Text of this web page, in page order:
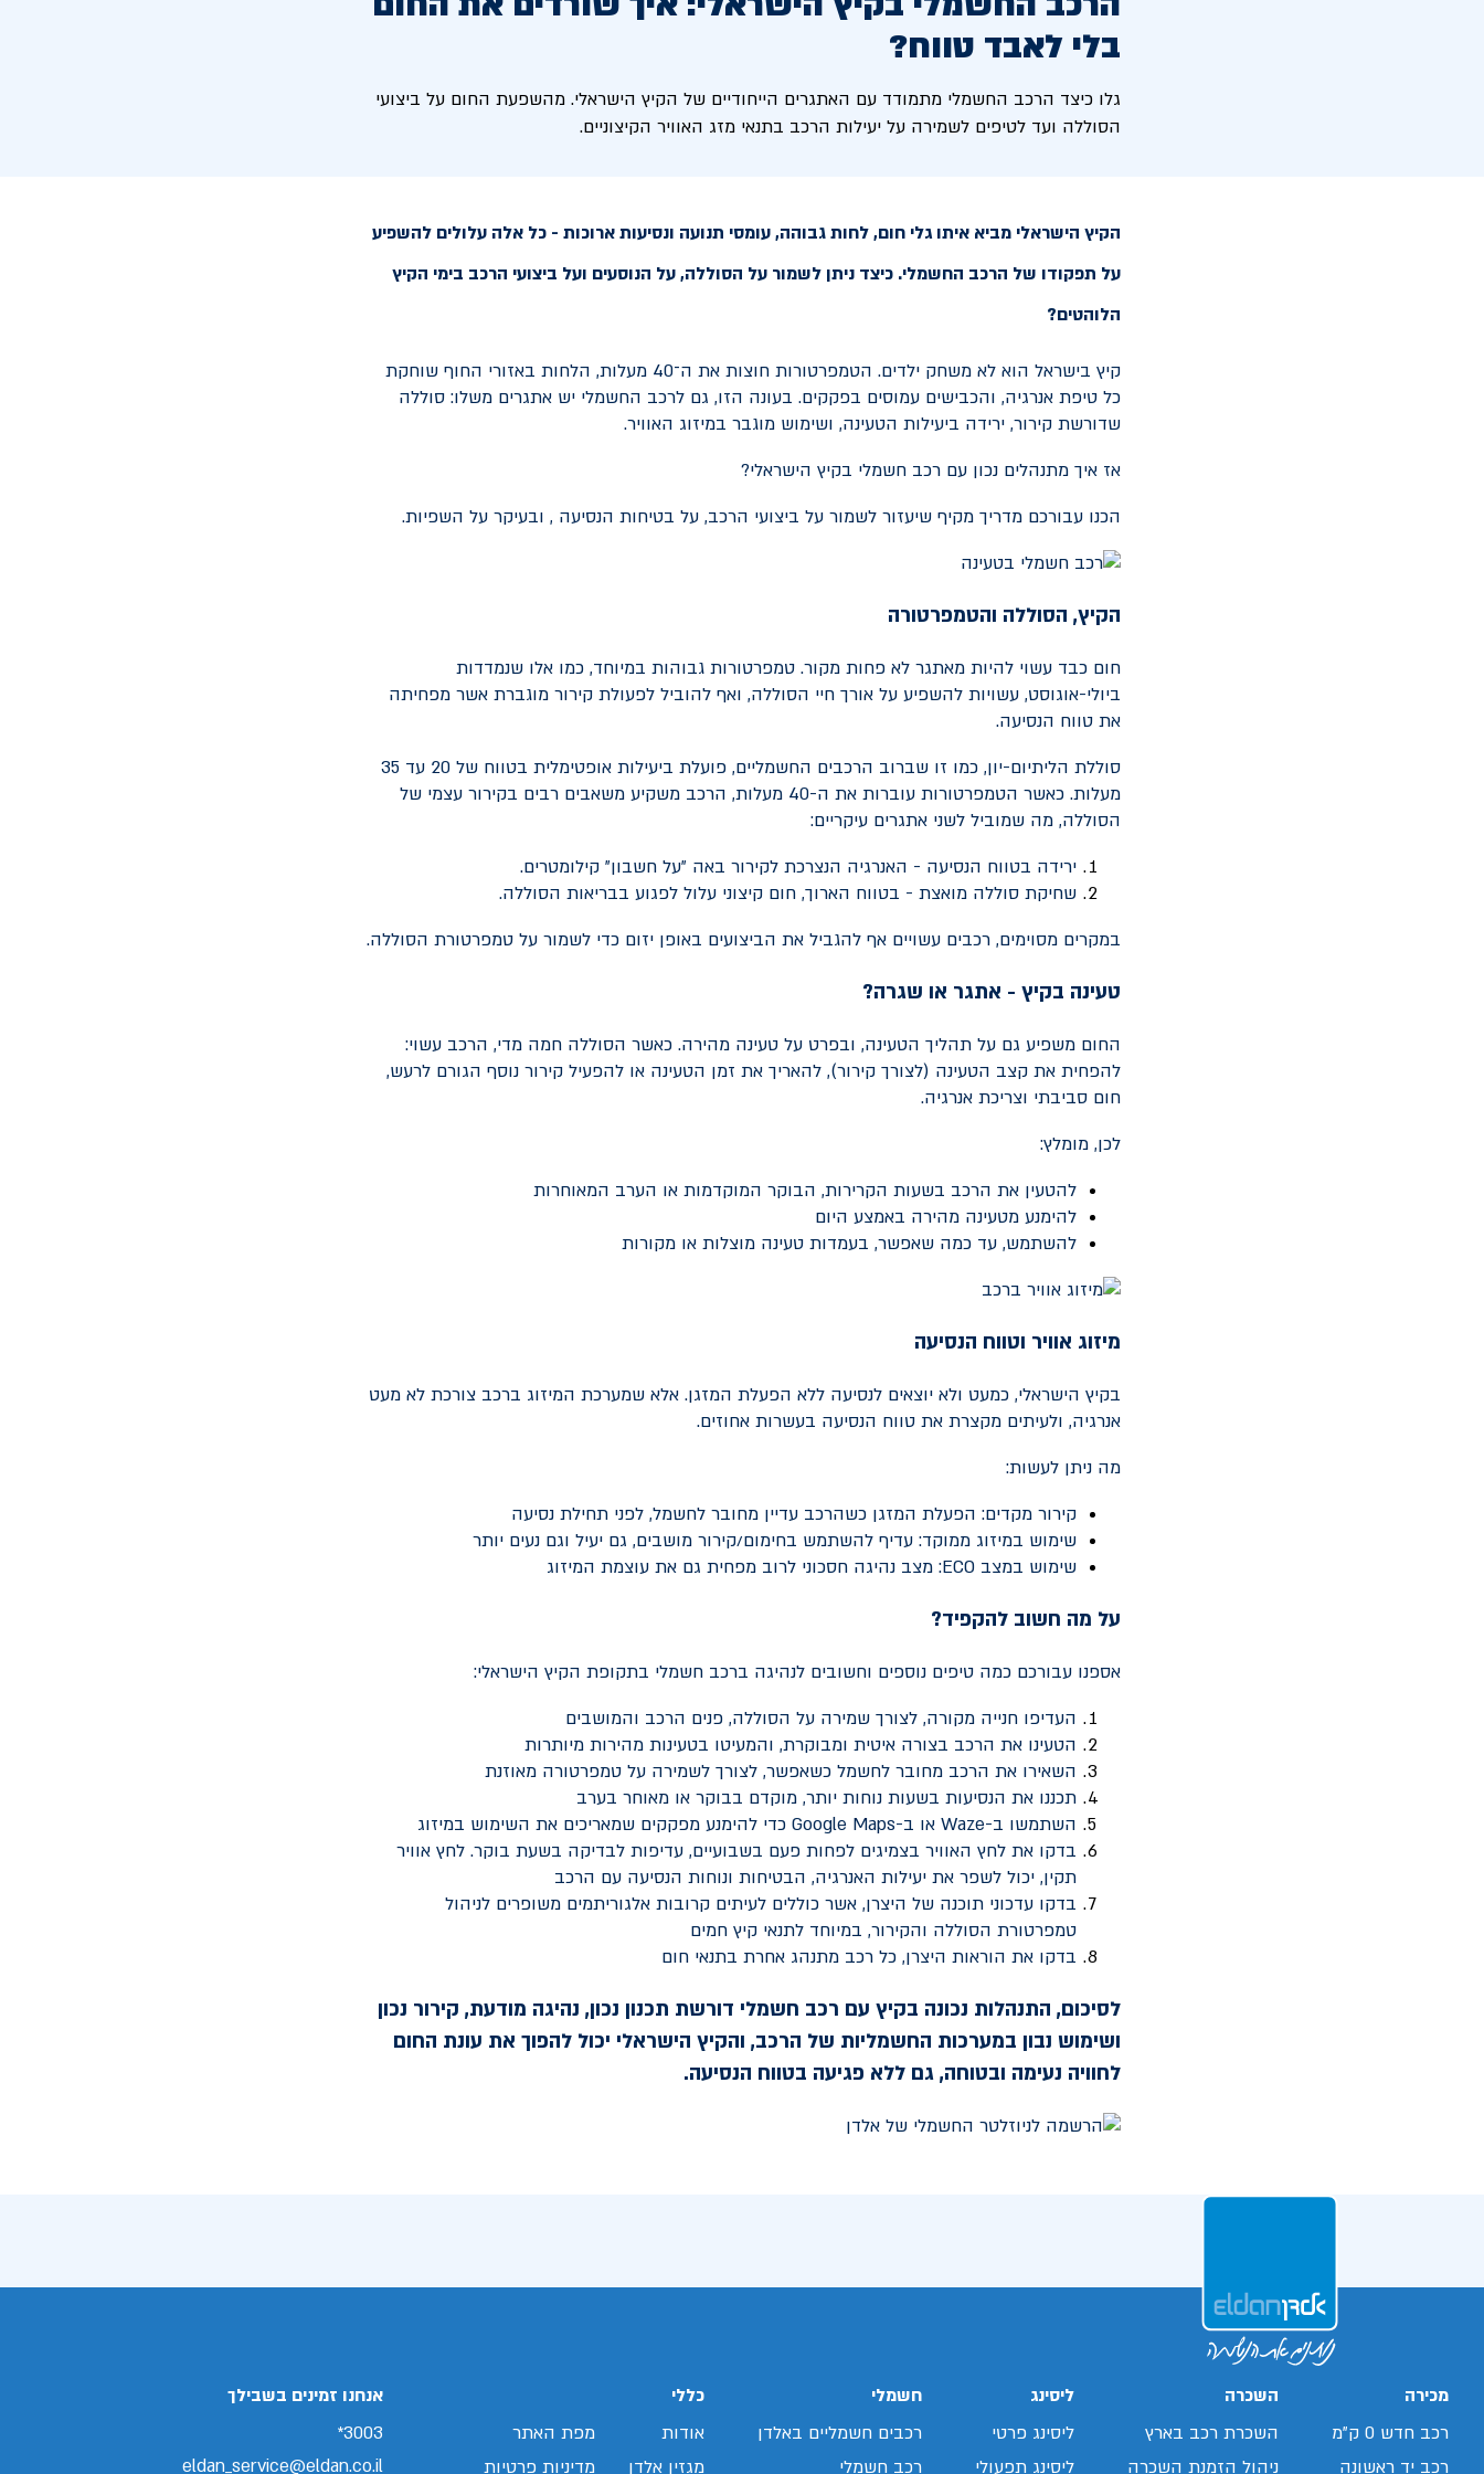
בלי לאבד טווח?
גלו כיצד הרכב החשמלי מתמודד עם האתגרים הייחודיים של הקיץ הישראלי. מהשפעת החום על ביצועי
הסוללה ועד לטיפים לשמירה על יעילות הרכב בתנאי מזג האוויר הקיצוניים.
הקיץ הישראלי מביא איתו גלי חום, לחות גבוהה, עומסי תנועה ונסיעות ארוכות - כל אלה עלולים להשפיע
על תפקודו של הרכב החשמלי. כיצד ניתן לשמור על הסוללה, על הנוסעים ועל ביצועי הרכב בימי הקיץ
הלוהטים?
קיץ בישראל הוא לא משחק ילדים. הטמפרטורות חוצות את ה־40 מעלות, הלחות באזורי החוף שוחקת
כל טיפת אנרגיה, והכבישים עמוסים בפקקים. בעונה הזו, גם לרכב החשמלי יש אתגרים משלו: סוללה
שדורשת קירור, ירידה ביעילות הטעינה, ושימוש מוגבר במיזוג האוויר.
אז איך מתנהלים נכון עם רכב חשמלי בקיץ הישראלי?
הכנו עבורכם מדריך מקיף שיעזור לשמור על ביצועי הרכב, על בטיחות הנסיעה , ובעיקר על השפיות.
הקיץ, הסוללה והטמפרטורה
חום כבד עשוי להיות מאתגר לא פחות מקור. טמפרטורות גבוהות במיוחד, כמו אלו שנמדדות
ביולי-אוגוסט, עשויות להשפיע על אורך חיי הסוללה, ואף להוביל לפעולת קירור מוגברת אשר מפחיתה
את טווח הנסיעה.
סוללת הליתיום-יון, כמו זו שברוב הרכבים החשמליים, פועלת ביעילות אופטימלית בטווח של 20 עד 35
מעלות. כאשר הטמפרטורות עוברות את ה-40 מעלות, הרכב משקיע משאבים רבים בקירור עצמי של
הסוללה, מה שמוביל לשני אתגרים עיקריים:
ירידה בטווח הנסיעה - האנרגיה הנצרכת לקירור באה "על חשבון" קילומטרים.
שחיקת סוללה מואצת - בטווח הארוך, חום קיצוני עלול לפגוע בבריאות הסוללה.
במקרים מסוימים, רכבים עשויים אף להגביל את הביצועים באופן יזום כדי לשמור על טמפרטורת הסוללה.
טעינה בקיץ - אתגר או שגרה?
החום משפיע גם על תהליך הטעינה, ובפרט על טעינה מהירה. כאשר הסוללה חמה מדי, הרכב עשוי:
להפחית את קצב הטעינה (לצורך קירור), להאריך את זמן הטעינה או להפעיל קירור נוסף הגורם לרעש,
חום סביבתי וצריכת אנרגיה.
לכן, מומלץ:
להטעין את הרכב בשעות הקרירות, הבוקר המוקדמות או הערב המאוחרות
להימנע מטעינה מהירה באמצע היום
להשתמש, עד כמה שאפשר, בעמדות טעינה מוצלות או מקורות
מיזוג אוויר וטווח הנסיעה
בקיץ הישראלי, כמעט ולא יוצאים לנסיעה ללא הפעלת המזגן. אלא שמערכת המיזוג ברכב צורכת לא מעט
אנרגיה, ולעיתים מקצרת את טווח הנסיעה בעשרות אחוזים.
מה ניתן לעשות:
קירור מקדים: הפעלת המזגן כשהרכב עדיין מחובר לחשמל, לפני תחילת נסיעה
שימוש במיזוג ממוקד: עדיף להשתמש בחימום/קירור מושבים, גם יעיל וגם נעים יותר
שימוש במצב ECO: מצב נהיגה חסכוני לרוב מפחית גם את עוצמת המיזוג
על מה חשוב להקפיד?
אספנו עבורכם כמה טיפים נוספים וחשובים לנהיגה ברכב חשמלי בתקופת הקיץ הישראלי:
העדיפו חנייה מקורה, לצורך שמירה על הסוללה, פנים הרכב והמושבים
הטעינו את הרכב בצורה איטית ומבוקרת, והמעיטו בטעינות מהירות מיותרות
השאירו את הרכב מחובר לחשמל כשאפשר, לצורך לשמירה על טמפרטורה מאוזנת
תכננו את הנסיעות בשעות נוחות יותר, מוקדם בבוקר או מאוחר בערב
השתמשו ב-Waze או ב-Google Maps כדי להימנע מפקקים שמאריכים את השימוש במיזוג
בדקו את לחץ האוויר בצמיגים לפחות פעם בשבועיים, עדיפות לבדיקה בשעת בוקר. לחץ אוויר
תקין, יכול לשפר את יעילות האנרגיה, הבטיחות ונוחות הנסיעה עם הרכב
בדקו עדכוני תוכנה של היצרן, אשר כוללים לעיתים קרובות אלגוריתמים משופרים לניהול
טמפרטורת הסוללה והקירור, במיוחד לתנאי קיץ חמים
בדקו את הוראות היצרן, כל רכב מתנהג אחרת בתנאי חום
לסיכום, התנהלות נכונה בקיץ עם רכב חשמלי דורשת תכנון נכון, נהיגה מודעת, קירור נכון
ושימוש נבון במערכות החשמליות של הרכב, והקיץ הישראלי יכול להפוך את עונת החום
לחוויה נעימה ובטוחה, גם ללא פגיעה בטווח הנסיעה.
מכירה
רכב חדש 0 ק"מ
רכב יד ראשונה
השכרה
השכרת רכב בארץ
ניהול הזמנת השכרה
ליסינג
ליסינג פרטי
ליסינג תפעולי
חשמלי
רכבים חשמליים באלדן
רכב חשמלי
כללי
אודות
מגזין אלדן
מפת האתר
מדיניות פרטיות
אנחנו זמינים בשבילך
3003*
eldan_service@eldan.co.il